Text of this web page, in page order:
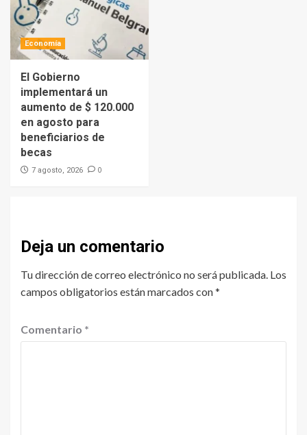
Economía
El Gobierno
implementará un
aumento de $ 120.000
en agosto para
beneficiarios de
becas
7 agosto, 2026 0
Deja un comentario
Tu dirección de correo electrónico no será publicada. Los
campos obligatorios están marcados con*
Comentario *